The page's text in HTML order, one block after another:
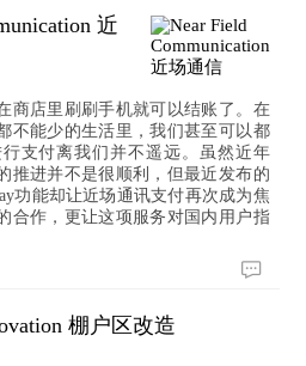
近
商店里刷刷手机就可以结账了。在
不能少的生活里，我们甚至可以都
支付离我们并不遥远。虽然近年
推进并不是很顺利，但最近发布的
功能却让近场通讯支付再次成为焦
合作，更让这项服务对国内用户指
棚户区改造